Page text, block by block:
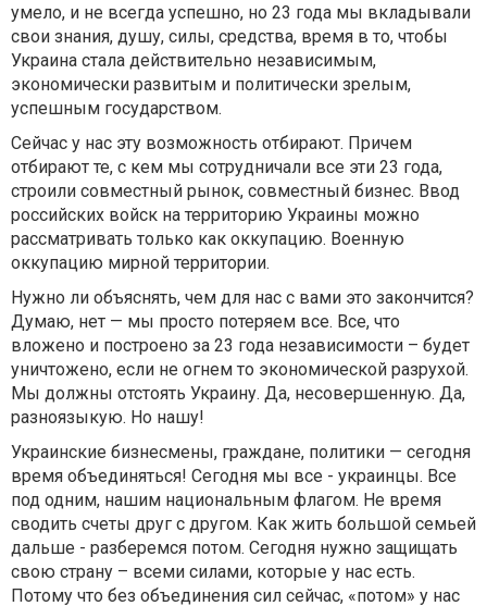
умело, и не всегда успешно, но 23 года мы вкладывали
свои знания, душу, силы, средства, время в то, чтобы
Украина стала действительно независимым,
экономически развитым и политически зрелым,
успешным государством.
Сейчас у нас эту возможность отбирают. Причем
отбирают те, с кем мы сотрудничали все эти 23 года,
строили совместный рынок, совместный бизнес. Ввод
российских войск на территорию Украины можно
рассматривать только как оккупацию. Военную
оккупацию мирной территории.
Нужно ли объяснять, чем для нас с вами это закончится?
Думаю, нет — мы просто потеряем все. Все, что
вложено и построено за 23 года независимости – будет
уничтожено, если не огнем то экономической разрухой.
Мы должны отстоять Украину. Да, несовершенную. Да,
разноязыкую. Но нашу!
Украинские бизнесмены, граждане, политики — сегодня
время объединяться! Сегодня мы все - украинцы. Все
под одним, нашим национальным флагом. Не время
сводить счеты друг с другом. Как жить большой семьей
дальше - разберемся потом. Сегодня нужно защищать
свою страну – всеми силами, которые у нас есть.
Потому что без объединения сил сейчас, «потом» у нас